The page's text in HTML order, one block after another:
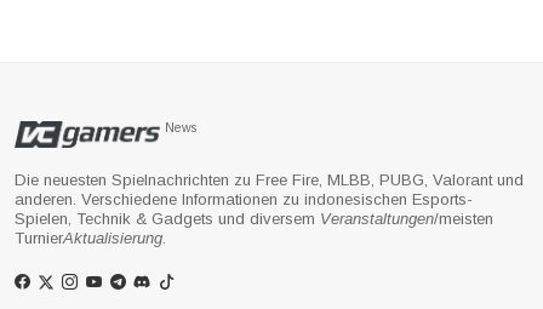
News
Die neuesten Spielnachrichten zu Free Fire, MLBB, PUBG, Valorant und
anderen. Verschiedene Informationen zu indonesischen Esports-
Spielen, Technik & Gadgets und diversem Veranstaltungen/meisten
TurnierAktualisierung.